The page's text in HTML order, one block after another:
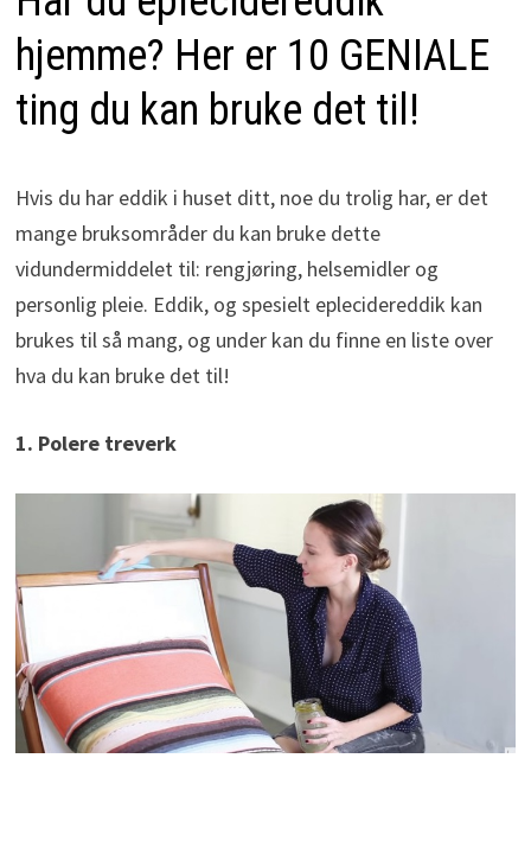
hjemme? Her er 10 GENIALE
ting du kan bruke det til!
Hvis du har eddik i huset ditt, noe du trolig har, er det
mange bruksområder du kan bruke dette
vidundermiddelet til: rengjøring, helsemidler og
personlig pleie. Eddik, og spesielt eplecidereddik kan
brukes til så mang, og under kan du finne en liste over
hva du kan bruke det til!
1. Polere treverk